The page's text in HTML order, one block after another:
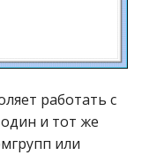
работать с
и тот же
или